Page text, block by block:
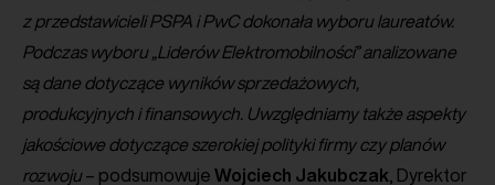
z przedstawicieli PSPA i PwC dokonała wyboru laureatów.
Podczas wyboru „Liderów Elektromobilności” analizowane
są dane dotyczące wyników sprzedażowych,
produkcyjnych i finansowych. Uwzględniamy także aspekty
jakościowe dotyczące szerokiej polityki firmy czy planów
rozwoju– podsumowuje Wojciech Jakubczak , Dyrektor